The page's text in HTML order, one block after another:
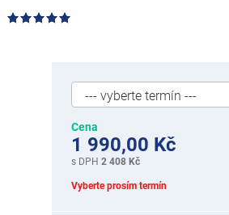
Cena
1 990,00 Kč
s DPH 2 408 Kč
Vyberte prosím termín